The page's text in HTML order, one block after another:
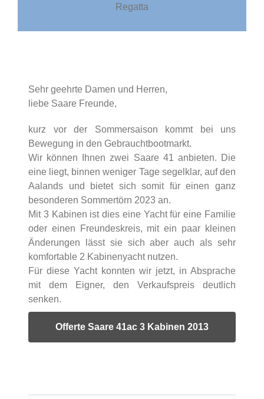
Regatta
Sehr geehrte Damen und Herren,
liebe Saare Freunde,
kurz vor der Sommersaison kommt bei uns
Bewegung in den Gebrauchtbootmarkt.
Wir können Ihnen zwei Saare 41 anbieten. Die
eine liegt, binnen weniger Tage segelklar, auf den
Aalands und bietet sich somit für einen ganz
besonderen Sommertörn 2023 an.
Mit 3 Kabinen ist dies eine Yacht für eine Familie
oder einen Freundeskreis, mit ein paar kleinen
Änderungen lässt sie sich aber auch als sehr
komfortable 2 Kabinenyacht nutzen.
Für diese Yacht konnten wir jetzt, in Absprache
mit dem Eigner, den Verkaufspreis deutlich
senken.
Offerte Saare 41ac 3 Kabinen 2013